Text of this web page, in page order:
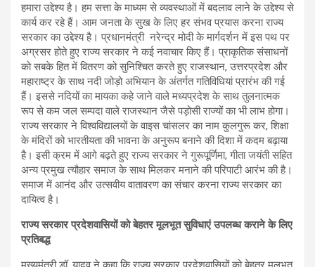
हमारा उद्देश्य है। हम सत्ता के माध्यम से व्यवस्थाओं में बदलाव लाने के उद्देश्य से
कार्य कर रहे हैं। आम जनता के सुख के लिए हर संभव प्रयास करना राज्य
सरकार का उद्देश्य है। प्रधानमंत्री नरेन्द्र मोदी के मार्गदर्शन में इस पथ पर
अग्रसर होते हुए राज्य सरकार ने कई नवाचार किए हैं। प्राकृतिक संसाधनों
को सबके हित में वितरण को सुनिश्चित करते हुए राजस्थान, उत्तरप्रदेश और
महाराष्ट्र के साथ नदी जोड़ो अभियान के अंतर्गत गतिविधियां प्रारंभ की गई
हैं। इससे नदियों का मायका कहे जाने वाले मध्यप्रदेश के साथ तुलनात्मक
रूप से कम जल सम्पदा वाले राजस्थान जैसे पड़ोसी राज्यों का भी लाभ होगा।
राज्य सरकार ने विश्वविद्यालयों के वाइस चांसलर का नाम कुलगुरू कर, शिक्षा
के मंदिरों को भारतीयता की भावना के अनुरूप बनाने की दिशा में कदम बढ़ाया
है। इसी क्रम में आगे बढ़ते हुए राज्य सरकार ने गुरूपूर्णिमा, गीता जयंती सहित
अन्य प्रमुख त्यौहार समाज के साथ मिलकर मनाने की परिपाटी आरंभ की है।
समाज में आनंद और उत्सवीय वातावरण का संचार करना राज्य सरकार का
दायित्व है।
राज्य सरकार प्रदेशवासियों को बेहतर मूलभूत सुविधाएं उपलब्ध कराने के लिए
प्रतिबद्ध